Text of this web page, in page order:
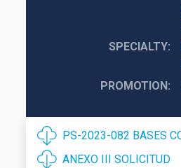
SPECIALTY
PROMOTION
PS-2023-082 BASES
ANEXO III SOLICITUD